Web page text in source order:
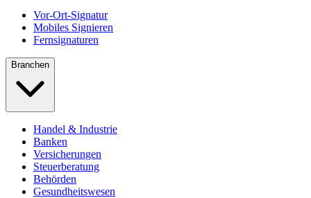
Vor-Ort-Signatur
Mobiles Signieren
Fernsignaturen
Branchen
Handel & Industrie
Banken
Versicherungen
Steuerberatung
Behörden
Gesundheitswesen